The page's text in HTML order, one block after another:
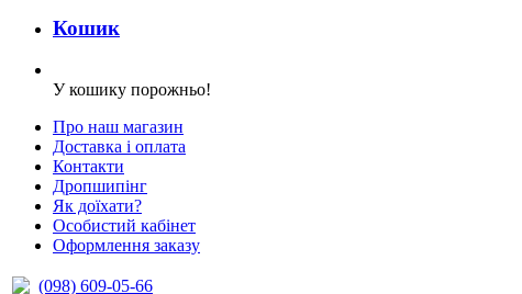
Кошик
У кошику порожньо!
Про наш магазин
Доставка і оплата
Контакти
Дропшипінг
Як доїхати?
Особистий кабінет
Оформлення заказу
(098) 609-05-66